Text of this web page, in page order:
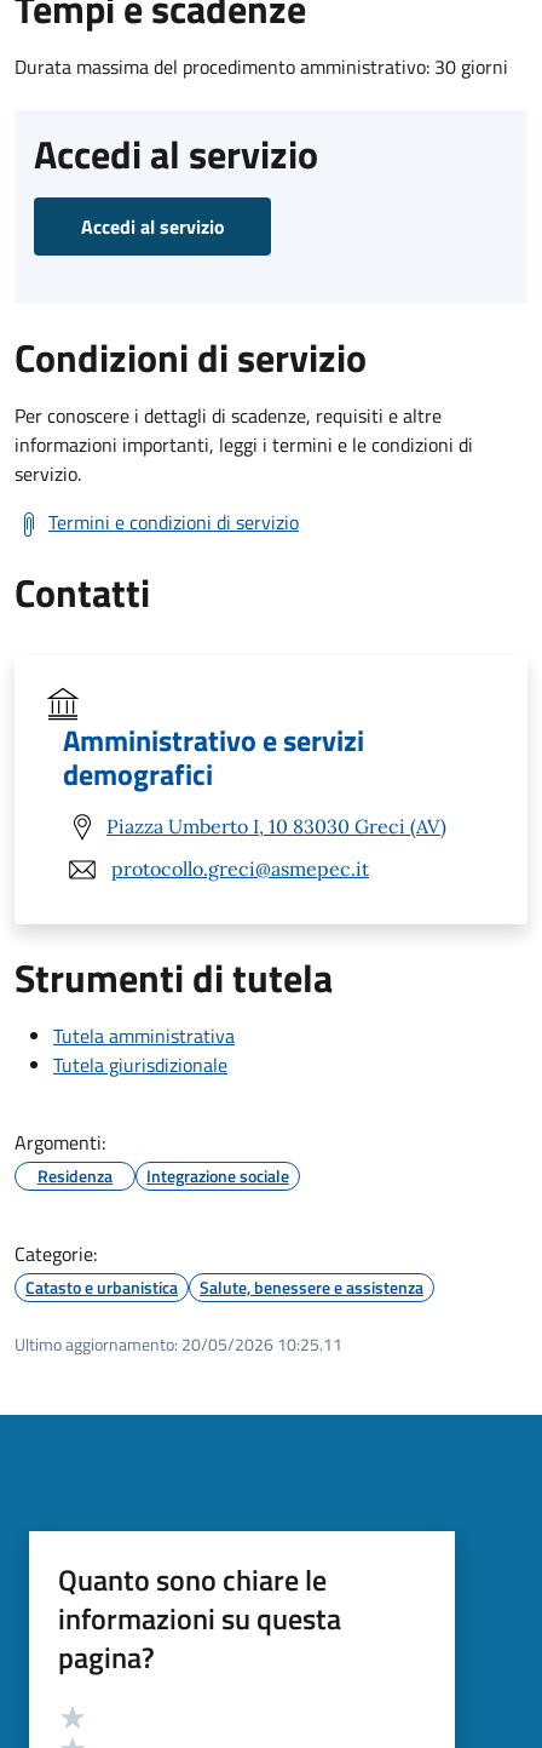
Durata massima del procedimento amministrativo: 30 giorni
Accedi al servizio
Accedi al servizio
Condizioni di servizio
Per conoscere i dettagli di scadenze, requisiti e altre
informazioni importanti, leggi i termini e le condizioni di
servizio.
Termini e condizioni di servizio
Contatti
Amministrativo e servizi
demografici
Piazza Umberto I, 10 83030 Greci (AV)
protocollo.greci@asmepec.it
Strumenti di tutela
Tutela amministrativa
Tutela giurisdizionale
Argomenti:
Residenza Integrazione sociale
Categorie:
Catasto e urbanistica Salute, benessere e assistenza
Ultimo aggiornamento: 20/05/2026 10:25.11
Quanto sono chiare le
informazioni su questa
pagina?
Valutazione